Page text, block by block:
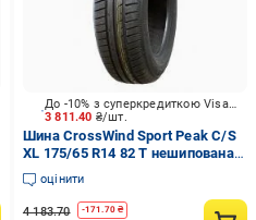
3 811.40 ₴/шт.
До -10% з суперкредиткою Visa Вигода
Шина CrossWind Sport Peak C/S
XL 175/65 R14 82 T нешипована
літо
оцінити
4 183.70 -171.70₴